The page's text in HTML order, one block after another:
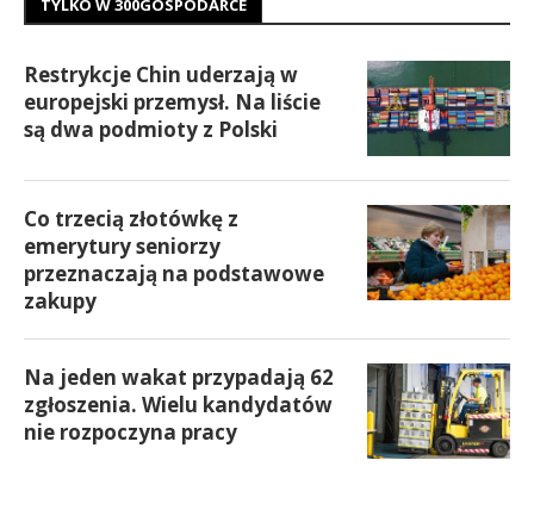
Restrykcje Chin uderzają w
europejski przemysł. Na liście
są dwa podmioty z Polski
Co trzecią złotówkę z
emerytury seniorzy
przeznaczają na podstawowe
zakupy
Na jeden wakat przypadają 62
zgłoszenia. Wielu kandydatów
nie rozpoczyna pracy